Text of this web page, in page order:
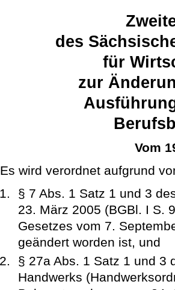
des
für
zur
Vom
Es wird verordnet aufgrund
§ 7 Abs. 1 Satz 1 und 3
23. März 2005 (BGBl. I S.
Gesetzes vom 7.
geändert worden ist, und
§ 27a Abs. 1 Satz 1 und 3
Handwerks